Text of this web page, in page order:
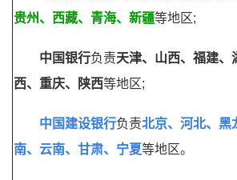
贵州、西藏、青海、新疆等地区;
中国银行负责天津、山西、福建、
西、重庆、陕西等地区;
中国建设银行负责北京、河北、黑
南、云南、甘肃、宁夏等地区。